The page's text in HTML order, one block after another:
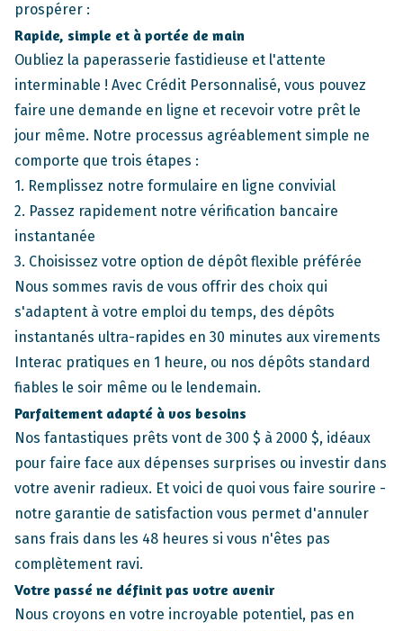
prospérer :
Rapide, simple et à portée de main
Oubliez la paperasserie fastidieuse et l'attente
interminable ! Avec Crédit Personnalisé, vous pouvez
faire une demande en ligne et recevoir votre prêt le
jour même. Notre processus agréablement simple ne
comporte que trois étapes :
1. Remplissez notre formulaire en ligne convivial
2. Passez rapidement notre vérification bancaire
instantanée
3. Choisissez votre option de dépôt flexible préférée
Nous sommes ravis de vous offrir des choix qui
s'adaptent à votre emploi du temps, des dépôts
instantanés ultra-rapides en 30 minutes aux virements
Interac pratiques en 1 heure, ou nos dépôts standard
fiables le soir même ou le lendemain.
Parfaitement adapté à vos besoins
Nos fantastiques prêts vont de 300 $ à 2000 $, idéaux
pour faire face aux dépenses surprises ou investir dans
votre avenir radieux. Et voici de quoi vous faire sourire -
notre garantie de satisfaction vous permet d'annuler
sans frais dans les 48 heures si vous n'êtes pas
complètement ravi.
Votre passé ne définit pas votre avenir
Nous croyons en votre incroyable potentiel, pas en